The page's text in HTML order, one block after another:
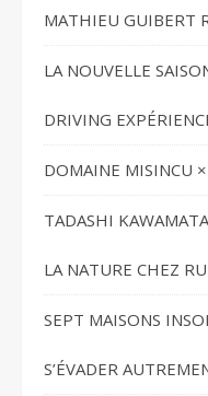
MATHIEU GUIBERT
LA NOUVELLE
DRIVING
DOMAINE MISINCU
TADASHI
LA NATURE CHEZ
SEPT MAISONS
S’ÉVADER